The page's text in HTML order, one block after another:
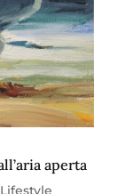
aperta
Lifestyle